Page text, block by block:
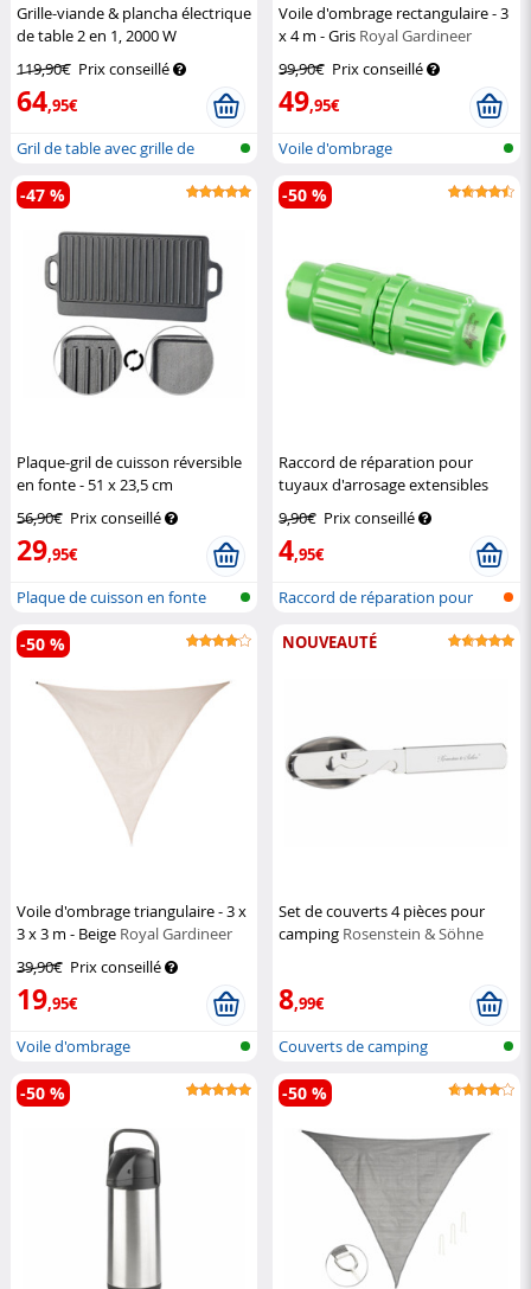
Grille-viande & plancha électrique
de table 2 en 1, 2000 W
119,90€ Prix conseillé
64,95€
Gril de table avec grille de
contac...
Voile d'ombrage rectangulaire - 3
x 4 m - Gris Royal Gardineer
99,90€ Prix conseillé
49,95€
Voile d'ombrage
Plaque-gril de cuisson réversible
en fonte - 51 x 23,5 cm
56,90€ Prix conseillé
29,95€
-47 %
Plaque de cuisson en fonte
pour bar...
Raccord de réparation pour
tuyaux d'arrosage extensibles
9,90€ Prix conseillé
4,95€
-50 %
Raccord de réparation pour
Voile d'ombrage triangulaire - 3 x
3 x 3 m - Beige Royal Gardineer
39,90€ Prix conseillé
19,95€
-50 %
Voile d'ombrage
NOUVEAUTÉ
Set de couverts 4 pièces pour
camping Rosenstein & Söhne
8,99€
Couverts de camping
-50 % -50 %